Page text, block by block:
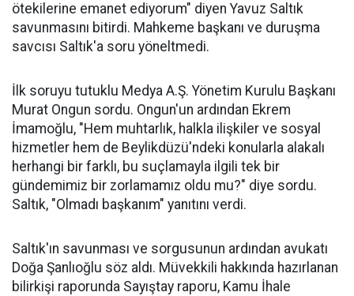
ötekilerine emanet ediyorum" diyen Yavuz Saltık
savunmasını bitirdi. Mahkeme başkanı ve duruşma
savcısı Saltık'a soru yöneltmedi.
İlk soruyu tutuklu Medya A.Ş. Yönetim Kurulu Başkanı
Murat Ongun sordu. Ongun'un ardından Ekrem
İmamoğlu, "Hem muhtarlık, halkla ilişkiler ve sosyal
hizmetler hem de Beylikdüzü'ndeki konularla alakalı
herhangi bir farklı, bu suçlamayla ilgili tek bir
gündemimiz bir zorlamamız oldu mu?" diye sordu.
Saltık, "Olmadı başkanım" yanıtını verdi.
Saltık'ın savunması ve sorgusunun ardından avukatı
Doğa Şanlıoğlu söz aldı. Müvekkili hakkında hazırlanan
bilirkişi raporunda Sayıştay raporu, Kamu İhale